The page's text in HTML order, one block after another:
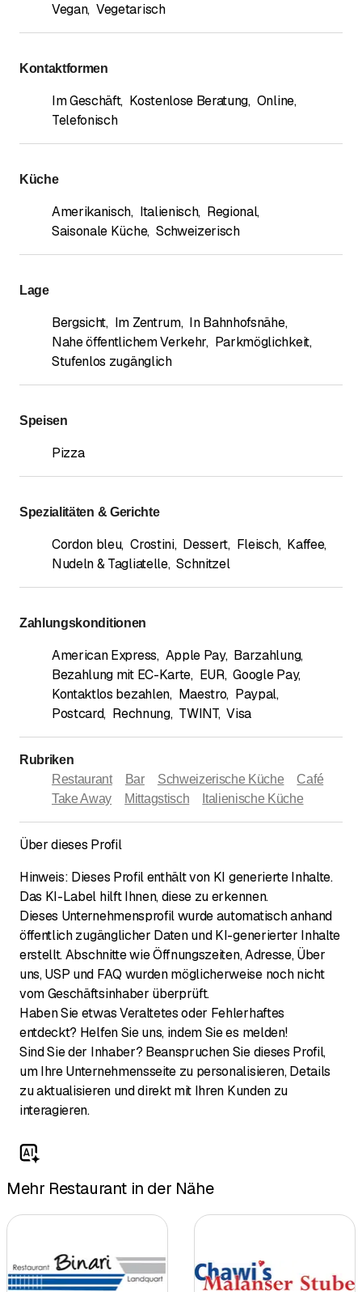
Vegan, Vegetarisch
Kontaktformen
Im Geschäft, Kostenlose Beratung, Online,
Telefonisch
Küche
Amerikanisch, Italienisch, Regional,
Saisonale Küche, Schweizerisch
Lage
Bergsicht, Im Zentrum, In Bahnhofsnähe,
Nahe öffentlichem Verkehr, Parkmöglichkeit,
Stufenlos zugänglich
Speisen
Pizza
Spezialitäten & Gerichte
Cordon bleu, Crostini, Dessert, Fleisch, Kaffee,
Nudeln & Tagliatelle, Schnitzel
Zahlungskonditionen
American Express, Apple Pay, Barzahlung,
Bezahlung mit EC-Karte, EUR, Google Pay,
Kontaktlos bezahlen, Maestro, Paypal,
Postcard, Rechnung, TWINT, Visa
Rubriken
Restaurant
Bar Schweizerische Küche
Café
Take Away
Mittagstisch Italienische Küche
Über dieses Profil
Hinweis: Dieses Profil enthält von KI generierte Inhalte.
Das KI-Label hilft Ihnen, diese zu erkennen.
Dieses Unternehmensprofil wurde automatisch anhand
öffentlich zugänglicher Daten und KI-generierter Inhalte
erstellt. Abschnitte wie Öffnungszeiten, Adresse, Über
uns, USP und FAQ wurden möglicherweise noch nicht
vom Geschäftsinhaber überprüft.
Haben Sie etwas Veraltetes oder Fehlerhaftes
entdeckt? Helfen Sie uns, indem Sie es melden!
Sind Sie der Inhaber? Beanspruchen Sie dieses Profil,
um Ihre Unternehmensseite zu personalisieren, Details
zu aktualisieren und direkt mit Ihren Kunden zu
interagieren.
Mehr Restaurant in der Nähe